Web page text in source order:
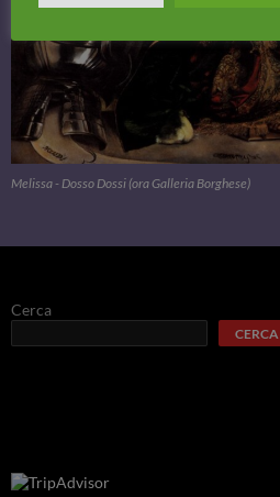
Melissa - Dosso Dossi (ora Galleria Borghese)
Cerca
CERCA